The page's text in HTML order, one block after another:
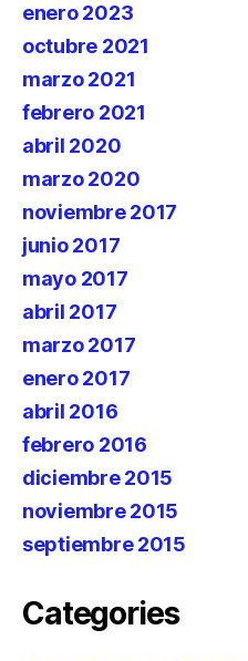
enero 2023
octubre 2021
marzo 2021
febrero 2021
abril 2020
marzo 2020
noviembre 2017
junio 2017
mayo 2017
abril 2017
marzo 2017
enero 2017
abril 2016
febrero 2016
diciembre 2015
noviembre 2015
septiembre 2015
Categories